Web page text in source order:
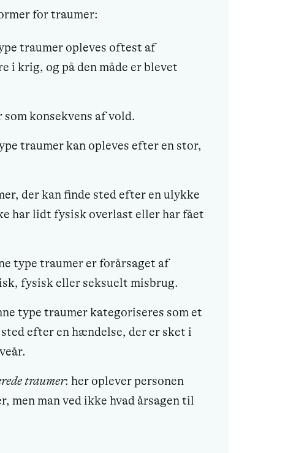
for traumer:
traumer opleves oftest af
i krig, og på den måde er blevet
som konsekvens af vold.
traumer kan opleves efter en stor,
der kan finde sted efter en ulykke
har lidt fysisk overlast eller har fået
type traumer er forårsaget af
fysisk eller seksuelt misbrug.
type traumer kategoriseres som et
efter en hændelse, der er sket i
traumer: her oplever personen
men man ved ikke hvad årsagen til